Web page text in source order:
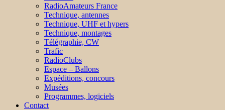
RadioAmateurs France
Technique, antennes
Technique, UHF et hypers
Technique, montages
Télégraphie, CW
Trafic
RadioClubs
Espace – Ballons
Expéditions, concours
Musées
Programmes, logiciels
Contact